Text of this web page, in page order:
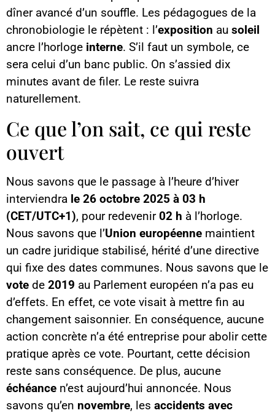
dîner avancé d’un souffle. Les pédagogues de la
chronobiologie le répètent : l’exposition au soleil
ancre l’horloge interne. S’il faut un symbole, ce
sera celui d’un banc public. On s’assied dix
minutes avant de filer. Le reste suivra
naturellement.
Ce que l’on sait, ce qui reste
ouvert
Nous savons que le passage à l’heure d’hiver
interviendra le 26 octobre 2025 à 03 h
(CET/UTC+1), pour redevenir02 h à l’horloge.
Nous savons que l’Union européenne maintient
un cadre juridique stabilisé, hérité d’une directive
qui fixe des dates communes. Nous savons que le
vote de 2019 au Parlement européen n’a pas eu
d’effets. En effet, ce vote visait à mettre fin au
changement saisonnier. En conséquence, aucune
action concrète n’a été entreprise pour abolir cette
pratique après ce vote. Pourtant, cette décision
reste sans conséquence. De plus, aucune
échéance n’est aujourd’hui annoncée. Nous
savons qu’en novembre, les accidents avec